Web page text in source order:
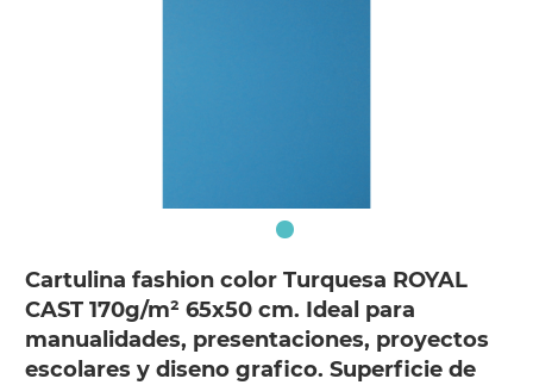
Cartulina fashion color Turquesa ROYAL
CAST 170g/m² 65x50 cm. Ideal para
manualidades, presentaciones, proyectos
escolares y diseno grafico. Superficie de